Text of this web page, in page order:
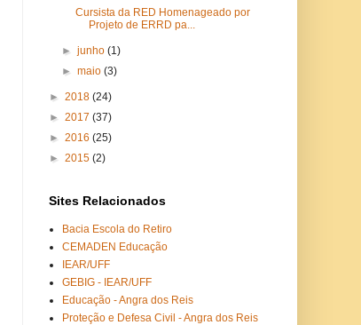
Cursista da RED Homenageado por
Projeto de ERRD pa...
►junho(1)
►maio(3)
► 2018 (24)
► 2017 (37)
► 2016 (25)
► 2015 (2)
Sites Relacionados
Bacia Escola do Retiro
CEMADEN Educação
IEAR/UFF
GEBIG - IEAR/UFF
Educação - Angra dos Reis
Proteção e Defesa Civil - Angra dos Reis